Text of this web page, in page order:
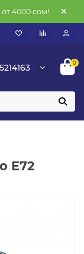
от 4000 сом!
0
E72